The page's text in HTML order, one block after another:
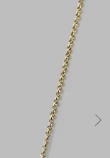
すべてのジュエリー